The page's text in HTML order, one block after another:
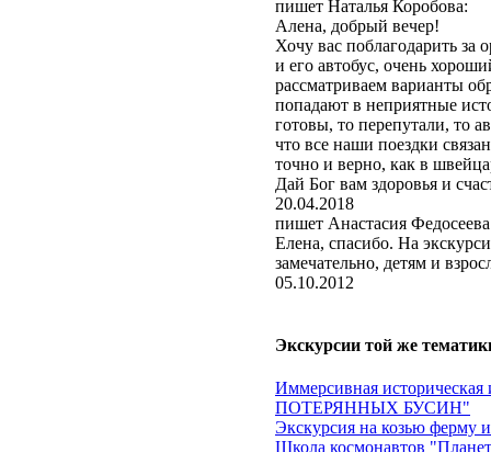
пишет Наталья Коробова:
Алена, добрый вечер!
Хочу вас поблагодарить за
и его автобус, очень
рассматриваем варианты
попадают в неприятные
готовы, то перепутали, то
что все наши поездки
точно и верно, как в
Дай Бог вам здоровья и
20.04.2018
пишет Анастасия
Елена, спасибо. На
замечательно, детям и
05.10.2012
Экскурсии той же
Иммерсивная
ПОТЕРЯННЫХ БУСИН"
Экскурсия на козью ферму
Школа космонавтов